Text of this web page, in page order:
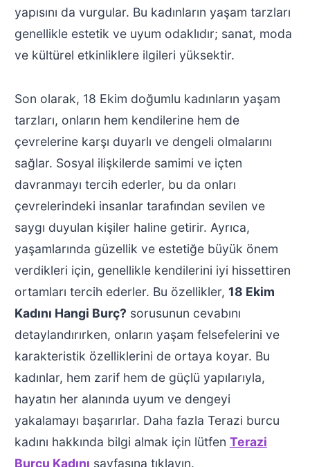
yapısını da vurgular. Bu kadınların yaşam tarzları
genellikle estetik ve uyum odaklıdır; sanat, moda
ve kültürel etkinliklere ilgileri yüksektir.
Son olarak, 18 Ekim doğumlu kadınların yaşam
tarzları, onların hem kendilerine hem de
çevrelerine karşı duyarlı ve dengeli olmalarını
sağlar. Sosyal ilişkilerde samimi ve içten
davranmayı tercih ederler, bu da onları
çevrelerindeki insanlar tarafından sevilen ve
saygı duyulan kişiler haline getirir. Ayrıca,
yaşamlarında güzellik ve estetiğe büyük önem
verdikleri için, genellikle kendilerini iyi hissettiren
ortamları tercih ederler. Bu özellikler, 18 Ekim
Kadını Hangi Burç? sorusunun cevabını
detaylandırırken, onların yaşam felsefelerini ve
karakteristik özelliklerini de ortaya koyar. Bu
kadınlar, hem zarif hem de güçlü yapılarıyla,
hayatın her alanında uyum ve dengeyi
yakalamayı başarırlar. Daha fazla Terazi burcu
kadını hakkında bilgi almak için lütfen Terazi
Burcu Kadını sayfasına tıklayın.